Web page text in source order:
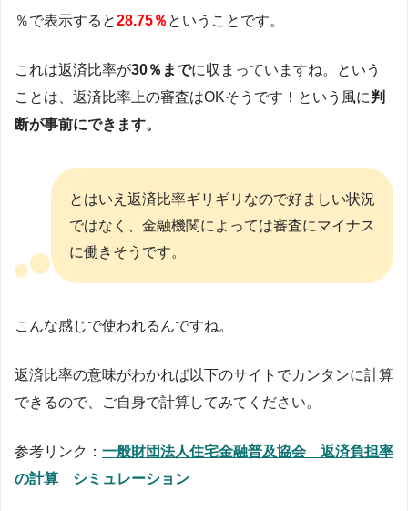
％で表示すると28.75％ ということです。
これは返済比率が30％までに収まっていますね。という
ことは、返済比率上の審査はOKそうです！という風に判
断が事前にできます。
とはいえ返済比率ギリギリなので好ましい状況
ではなく、金融機関によっては審査にマイナス
に働きそうです。
こんな感じで使われるんですね。
返済比率の意味がわかれば以下のサイトでカンタンに計算
できるので、ご自身で計算してみてください。
参考リンク： 一般財団法人住宅金融普及協会 返済負担率
の計算 シミュレーション